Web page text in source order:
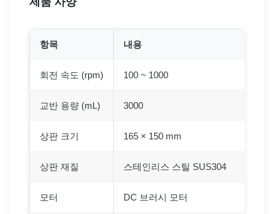
항목 내용
회전 속도 (rpm) 100 ~ 1000
교반 용량 (mL) 3000
상판 크기 165 × 150 mm
상판 재질 스테인리스 스틸 SUS304
모터 DC 브러시 모터